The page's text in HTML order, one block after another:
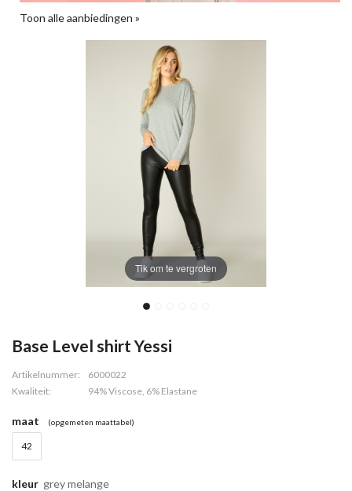
Toon alle aanbiedingen »
Tik om te vergroten
Base Level shirt Yessi
Artikelnummer:
6000022
Kwaliteit:
94% Viscose, 6% Elastane
maat (opgemeten maattabel)
42
kleur grey melange